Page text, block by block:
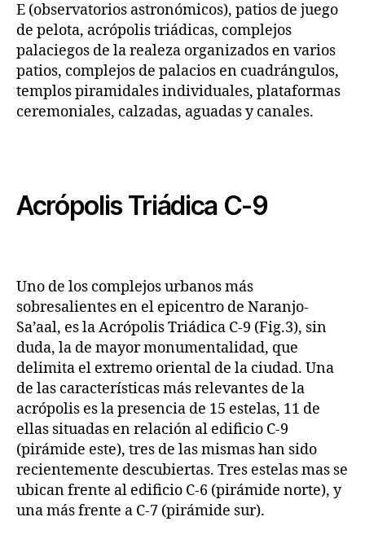
E (observatorios astronómicos), patios de juego
de pelota, acrópolis triádicas, complejos
palaciegos de la realeza organizados en varios
patios, complejos de palacios en cuadrángulos,
templos piramidales individuales, plataformas
ceremoniales, calzadas, aguadas y canales.
Acrópolis Triádica C-9
Uno de los complejos urbanos más
sobresalientes en el epicentro de Naranjo-
Sa’aal, es la Acrópolis Triádica C-9 (Fig.3), sin
duda, la de mayor monumentalidad, que
delimita el extremo oriental de la ciudad. Una
de las características más relevantes de la
acrópolis es la presencia de 15 estelas, 11 de
ellas situadas en relación al edificio C-9
(pirámide este), tres de las mismas han sido
recientemente descubiertas. Tres estelas mas se
ubican frente al edificio C-6 (pirámide norte), y
una más frente a C-7 (pirámide sur).